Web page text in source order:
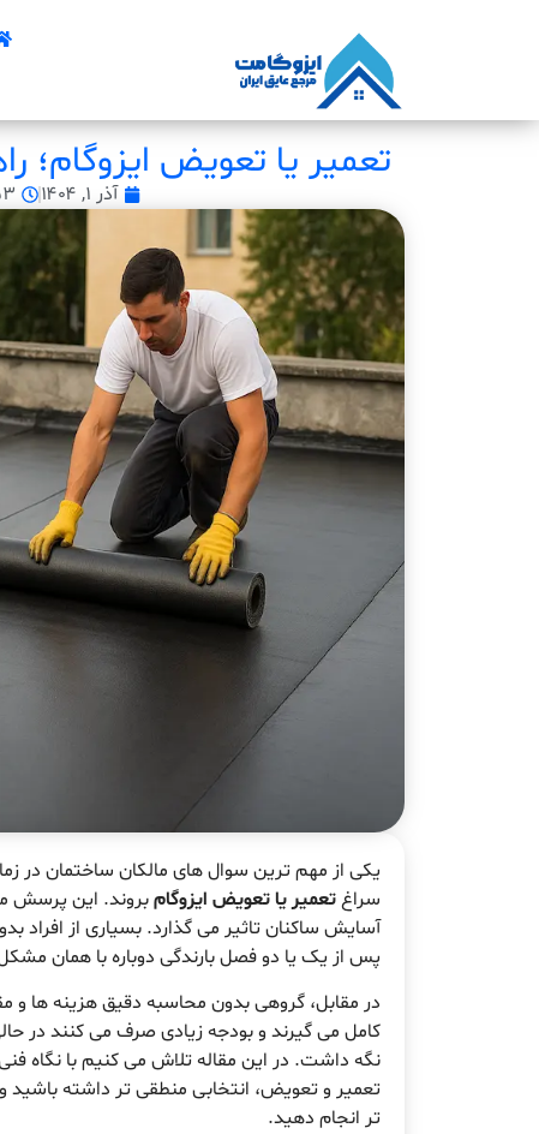
تعمیر یا تعویض ایزوگام؛
آذر ۱, ۱۴۰۴
یکی از مهم ترین سوال های مالکان ساختمان در
سراغتعمیر یا تعویض ایزوگامبروند. این پرسش
آسایش ساکنان تاثیر می گذارد. بسیاری از
پس از یک یا دو فصل بارندگی دوباره با همان
در مقابل، گروهی بدون محاسبه دقیق هزینه ها و
کامل می گیرند و بودجه زیادی صرف می کنند در
نگه داشت. در این مقاله تلاش می کنیم با نگاه
تعمیر و تعویض، انتخابی منطقی تر داشته باشید
تر انجام دهید.